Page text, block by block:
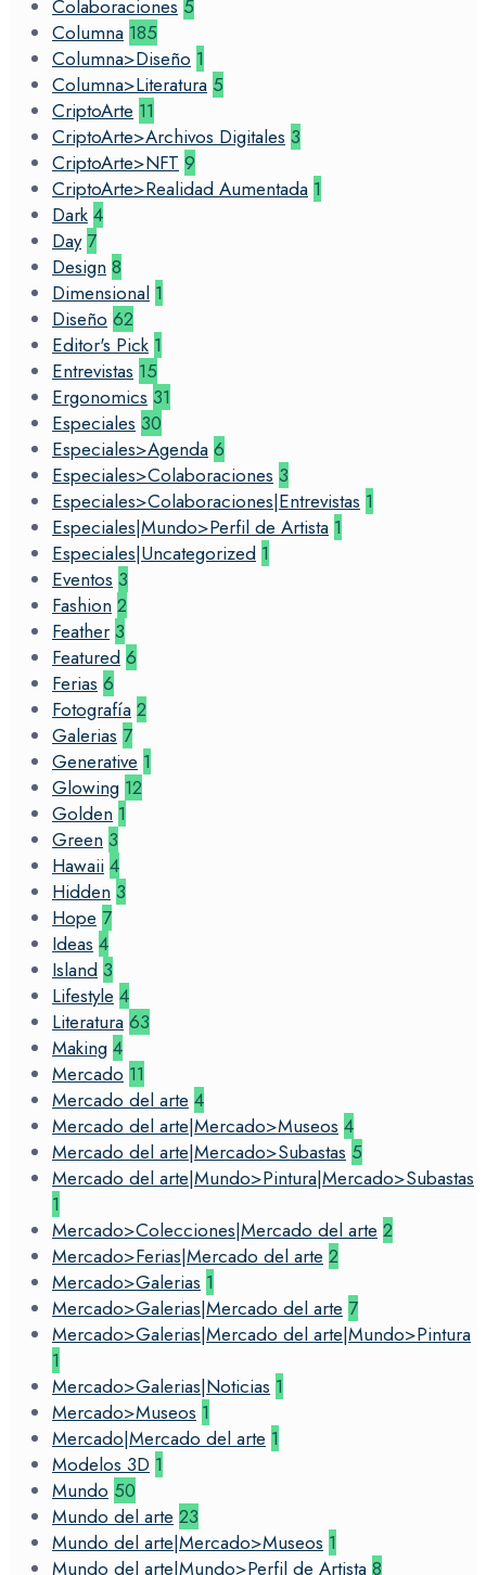
Colaboraciones 5
Columna 185
Columna>Diseño 1
Columna>Literatura 5
CriptoArte 11
CriptoArte>Archivos Digitales 3
CriptoArte>NFT 9
CriptoArte>Realidad Aumentada 1
Dark 4
Day 7
Design 8
Dimensional 1
Diseño 62
Editor's Pick 1
Entrevistas 15
Ergonomics 31
Especiales 30
Especiales>Agenda 6
Especiales>Colaboraciones 3
Especiales>Colaboraciones|Entrevistas 1
Especiales|Mundo>Perfil de Artista 1
Especiales|Uncategorized 1
Eventos 3
Fashion 2
Feather 3
Featured 6
Ferias 6
Fotografía 2
Galerias 7
Generative 1
Glowing 12
Golden 1
Green 3
Hawaii 4
Hidden 3
Hope 7
Ideas 4
Island 3
Lifestyle 4
Literatura 63
Making 4
Mercado 11
Mercado del arte 4
Mercado del arte|Mercado>Museos 4
Mercado del arte|Mercado>Subastas 5
Mercado del arte|Mundo>Pintura|Mercado>Subastas
1
Mercado>Colecciones|Mercado del arte 2
Mercado>Ferias|Mercado del arte 2
Mercado>Galerias 1
Mercado>Galerias|Mercado del arte 7
Mercado>Galerias|Mercado del arte|Mundo>Pintura
1
Mercado>Galerias|Noticias 1
Mercado>Museos 1
Mercado|Mercado del arte 1
Modelos 3D 1
Mundo 50
Mundo del arte 23
Mundo del arte|Mercado>Museos 1
Mundo del arte|Mundo>Perfil de Artista 8